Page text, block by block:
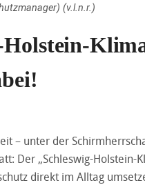
(v.l.n.r.)
– unter der
Der „Schleswig-
direkt im Alltag